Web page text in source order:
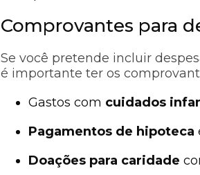
Comprovantes para
Se você pretende incluir
é importante ter os
Gastos com cuidados
Pagamentos de hipoteca
Doações para caridade